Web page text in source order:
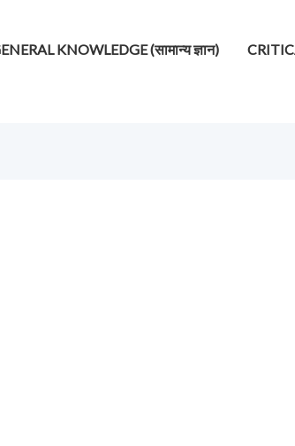
KNOWLEDGE (सामान्य ज्ञान)